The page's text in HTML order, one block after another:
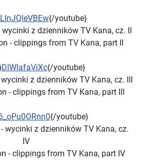
LlnJQleVBEw{/youtube}
z dzienników TV Kana, cz. II
- clippings from TV Kana, part II
DlWlafaViXc{/youtube}
z dzienników TV Kana, cz. III
- clippings from TV Kana, part III
{/youtube}
wycinki z dzienników TV Kana, cz.
IV
- clippings from TV Kana, part IV